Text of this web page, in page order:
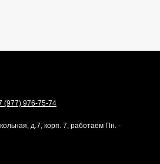
(977) 976-75-74
д.7, корп. 7, работаем Пн. -